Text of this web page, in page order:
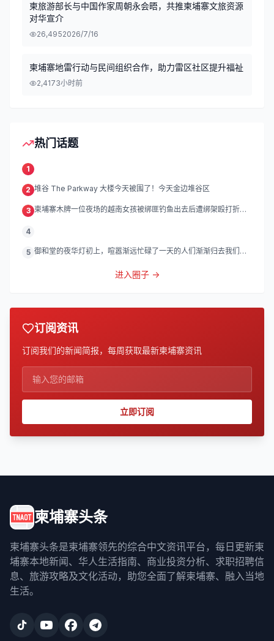
柬旅游部长与中国作家周朝永会晤，共推柬埔寨文旅资源
对华宣介
26,4952026/7/16
柬埔寨地雷行动与民间组织合作，助力雷区社区提升福祉
2,4173小时前
热门话题
1
2 堆谷 The Parkway 大楼今天被围了！今天金边堆谷区
3 柬埔寨木牌一位夜场的越南女孩被绑匪钓鱼出去后遭绑架殴打折
4
5 御和堂的夜华灯初上，喧嚣渐远忙碌了一天的人们渐渐归去我们的
进入圈子 →
订阅资讯
订阅我们的新闻简报，每周获取最新柬埔寨资讯
立即订阅
柬埔寨头条
柬埔寨头条是柬埔寨领先的综合中文资讯平台，每日更新柬
埔寨本地新闻、华人生活指南、商业投资分析、求职招聘信
息、旅游攻略及文化活动，助您全面了解柬埔寨、融入当地
生活。